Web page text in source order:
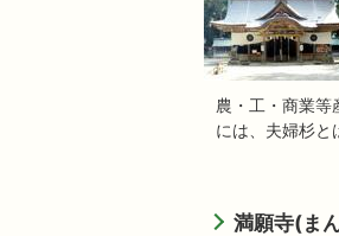
農・工・商業等
には、夫婦杉と
満願寺(ま